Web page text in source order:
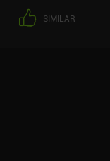
SIMILAR